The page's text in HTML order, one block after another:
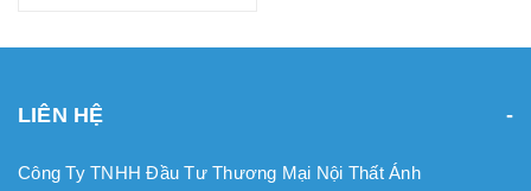
LIÊN HỆ
Công Ty TNHH Đầu Tư Thương Mại Nội Thất Ánh